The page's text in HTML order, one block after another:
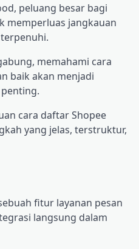
peluang besar bagi
memperluas jangkauan
memahami cara
baik akan menjadi
cara daftar Shopee
yang jelas, terstruktur,
fitur layanan pesan
langsung dalam